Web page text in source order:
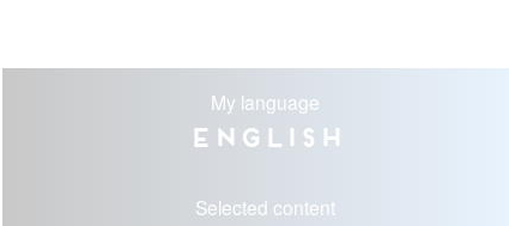
My language
English
Selected content